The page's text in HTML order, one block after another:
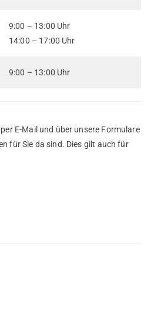
9:00 – 13:00 Uhr
14:00 – 17:00 Uhr
9:00 – 13:00 Uhr
E-Mail und über unsere Formulare
für Sie da sind. Dies gilt auch für